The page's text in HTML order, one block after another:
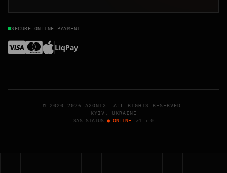
SECURE ONLINE PAYMENT
LiqPay
© 2020-2026 AXONIX. ALL RIGHTS RESERVED.
KYIV, UKRAINE
SYS_STATUS:● ONLINE v4.5.0